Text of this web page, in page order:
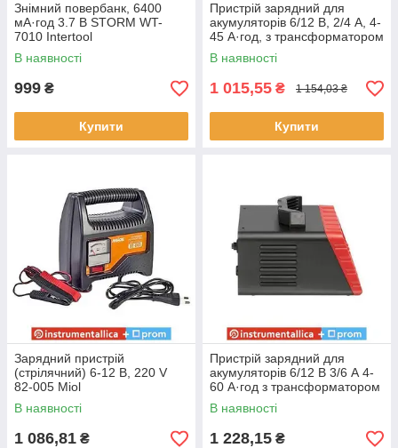
Знімний повербанк, 6400
мА·год 3.7 В STORM WT-
7010 Intertool
В наявності
999 ₴
Купити
Пристрій зарядний для
акумуляторів 6/12 В, 2/4 А, 4-
45 А·год, з трансформатором
AT-3032 Intertool
В наявності
1 015,55 ₴ 1 154,03 ₴
Купити
Зарядний пристрій
(стрілячний) 6-12 В, 220 V
82-005 Miol
В наявності
1 086,81 ₴
Пристрій зарядний для
акумуляторів 6/12 В 3/6 А 4-
60 А·год з трансформатором
AT-3033 Intertool
В наявності
1 228,15 ₴